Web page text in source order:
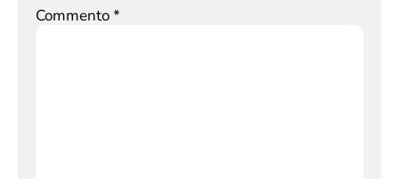
Commento*